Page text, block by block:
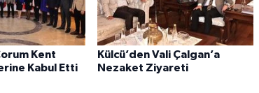
Kent
Kabul Etti
Külcü’den Vali Çalgan’a
Nezaket Ziyareti